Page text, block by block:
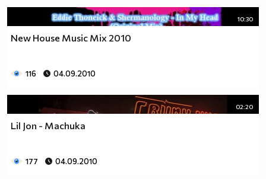
10:30
New House Music Mix 2010
116 04.09.2010
02:20
Lil Jon - Machuka
177 04.09.2010